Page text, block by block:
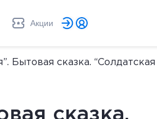
Акции
Бытовая сказка. “Солдатская
сказка.